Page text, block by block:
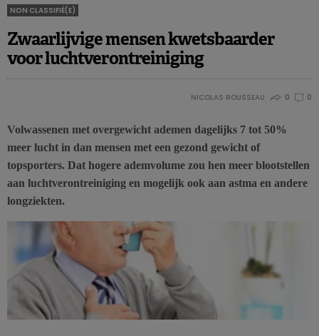
NON CLASSIFIÉ(E)
Zwaarlijvige mensen kwetsbaarder
voor luchtverontreiniging
NICOLAS ROUSSEAU 0 0
Volwassenen met overgewicht ademen dagelijks 7 tot 50%
meer lucht in dan mensen met een gezond gewicht of
topsporters. Dat hogere ademvolume zou hen meer blootstellen
aan luchtverontreiniging en mogelijk ook aan astma en andere
longziekten.